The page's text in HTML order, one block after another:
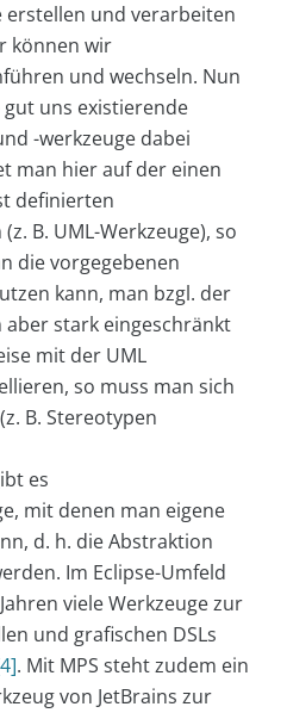
erstellen und verarbeiten
können wir
und wechseln. Nun
gut uns existierende
-werkzeuge dabei
man hier auf der einen
definierten
B. UML-Werkzeuge), so
die vorgegebenen
kann, man bzgl. der
stark eingeschränkt
mit der UML
so muss man sich
B. Stereotypen
es
mit denen man eigene
d. h. die Abstraktion
Im Eclipse-Umfeld
viele Werkzeuge zur
und grafischen DSLs
. Mit MPS steht zudem ein
von JetBrains zur